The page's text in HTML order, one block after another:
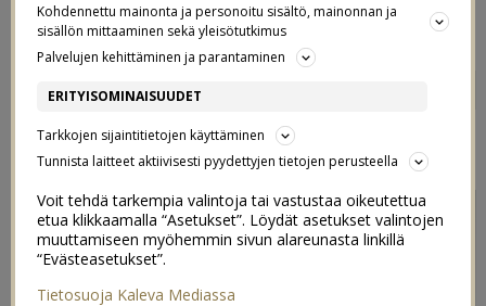
MYYN KEITTIÖSSÄ: NOPEA &
HELPPO ”PASTA”
17/08/2021
Kohdennettu mainonta ja personoitu sisältö, mainonnan ja
sisällön mittaaminen sekä yleisötutkimus
Palvelujen kehittäminen ja parantaminen
ERITYISOMINAISUUDET
Tarkkojen sijaintitietojen käyttäminen
Tunnista laitteet aktiivisesti pyydettyjen tietojen perusteella
Voit tehdä tarkempia valintoja tai vastustaa oikeutettua
etua klikkaamalla “Asetukset”. Löydät asetukset valintojen
muuttamiseen myöhemmin sivun alareunasta linkillä
“Evästeasetukset”.
Tietosuoja Kaleva Mediassa